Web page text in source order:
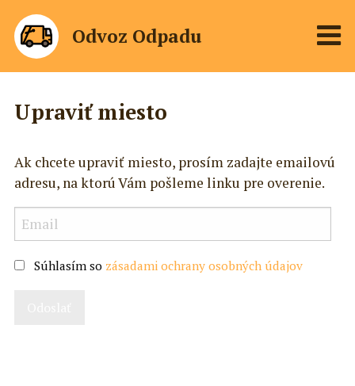
Odvoz Odpadu
Upraviť miesto
Ak chcete upraviť miesto, prosím zadajte emailovú
adresu, na ktorú Vám pošleme linku pre overenie.
Súhlasím so zásadami ochrany osobných údajov